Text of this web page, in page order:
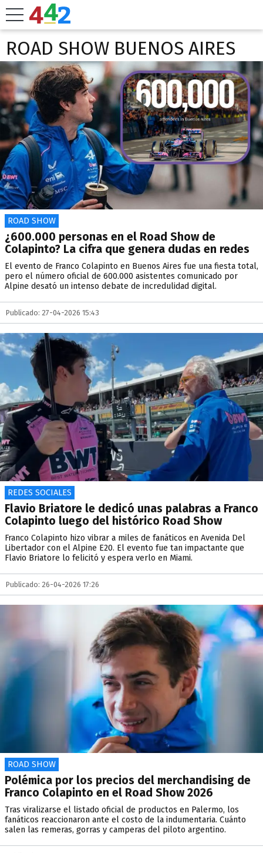
ROAD SHOW BUENOS AIRES
ROAD SHOW
¿600.000 personas en el Road Show de
Colapinto? La cifra que genera dudas en redes
El evento de Franco Colapinto en Buenos Aires fue una fiesta total,
pero el número oficial de 600.000 asistentes comunicado por
Alpine desató un intenso debate de incredulidad digital.
Publicado: 27-04-2026 15:43
REDES SOCIALES
Flavio Briatore le dedicó unas palabras a Franco
Colapinto luego del histórico Road Show
Franco Colapinto hizo vibrar a miles de fanáticos en Avenida Del
Libertador con el Alpine E20. El evento fue tan impactante que
Flavio Briatore lo felicitó y espera verlo en Miami.
Publicado: 26-04-2026 17:26
ROAD SHOW
Polémica por los precios del merchandising de
Franco Colapinto en el Road Show 2026
Tras viralizarse el listado oficial de productos en Palermo, los
fanáticos reaccionaron ante el costo de la indumentaria. Cuánto
salen las remeras, gorras y camperas del piloto argentino.